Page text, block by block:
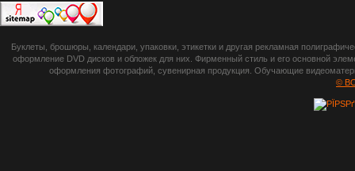
botsetto.ru -
photoshop,
шрифты,
Буклеты, брошюры, календари, упаковки, этикетки и другая рекламная
оформление DVD дисков и обложек для них. Фирменный стиль и его основной
оформления фотографий, сувенирная продукция. Обучающие
©